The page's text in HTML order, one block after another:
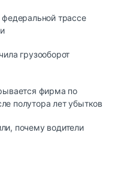
трассе
грузооборот
фирма по
полутора лет убытков
почему водители